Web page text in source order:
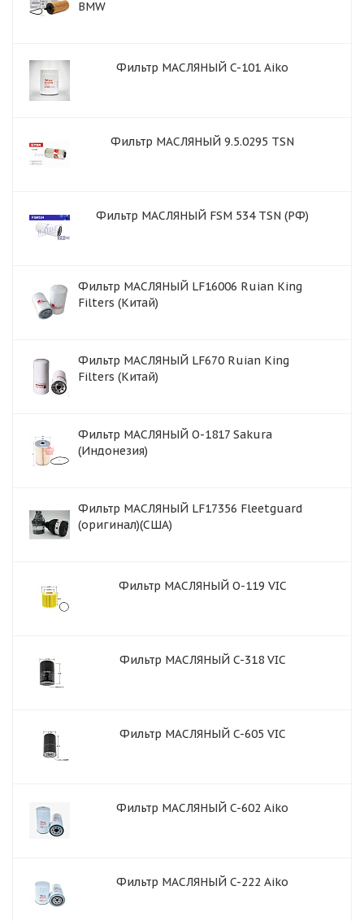
BMW
Фильтр МАСЛЯНЫЙ C-101 Aiko
Фильтр МАСЛЯНЫЙ 9.5.0295 TSN
Фильтр МАСЛЯНЫЙ FSM 534 TSN (РФ)
Фильтр МАСЛЯНЫЙ LF16006 Ruian King
Filters (Китай)
Фильтр МАСЛЯНЫЙ LF670 Ruian King
Filters (Китай)
Фильтр МАСЛЯНЫЙ O-1817 Sakura
(Индонезия)
Фильтр МАСЛЯНЫЙ LF17356 Fleetguard
(оригинал)(США)
Фильтр МАСЛЯНЫЙ O-119 VIC
Фильтр МАСЛЯНЫЙ C-318 VIC
Фильтр МАСЛЯНЫЙ C-605 VIC
Фильтр МАСЛЯНЫЙ C-602 Aiko
Фильтр МАСЛЯНЫЙ C-222 Aiko